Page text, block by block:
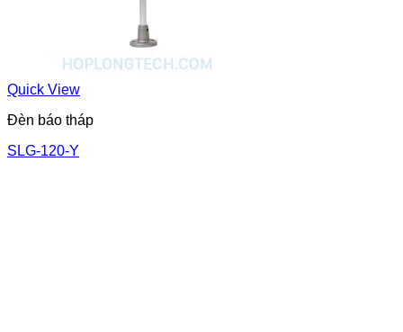
Quick View
Đèn báo tháp
SLG-120-Y